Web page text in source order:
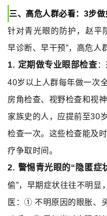
三、高危人群必看：3步
针对青光眼的防护，赵平
早诊断、早干预”，高危人
1. 定期做专业眼部检查：
40岁以上人群每年做一次
房角检查、视野检查和视
家族史的人，应提前至30
检查一次。这些检查能及
疗争取时间。
2. 警惕青光眼的“隐匿症
偷”，早期症状往往不明显
医：① 不明原因的眼胀、